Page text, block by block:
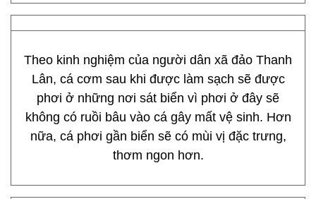
Theo kinh nghiệm của người dân xã đảo Thanh
Lân, cá cơm sau khi được làm sạch sẽ được
phơi ở những nơi sát biển vì phơi ở đây sẽ
không có ruồi bâu vào cá gây mất vệ sinh. Hơn
nữa, cá phơi gần biển sẽ có mùi vị đặc trưng,
thơm ngon hơn.